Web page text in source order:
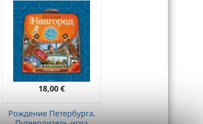
18,00 €
Рождение Петербурга.